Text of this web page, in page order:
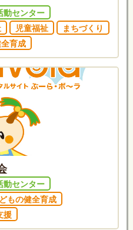
動センター
児童福祉
まちづくり
育成
動センター
もの健全育成
援